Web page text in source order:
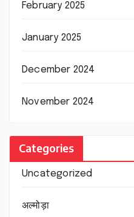
February 2025
January 2025
December 2024
November 2024
Categories
Uncategorized
अल्मोड़ा